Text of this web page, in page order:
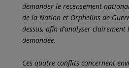
demander le recensement
de la Nation et Orphelins de
dessus, afin d’analyser
demandée.
Ces quatre conflits concernent